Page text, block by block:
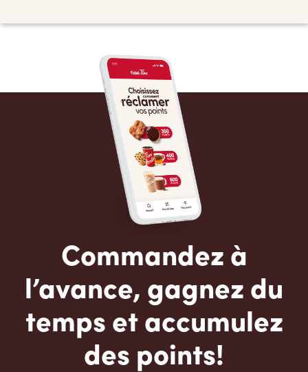
Commandez à
l’avance, gagnez du
temps et accumulez
des points!